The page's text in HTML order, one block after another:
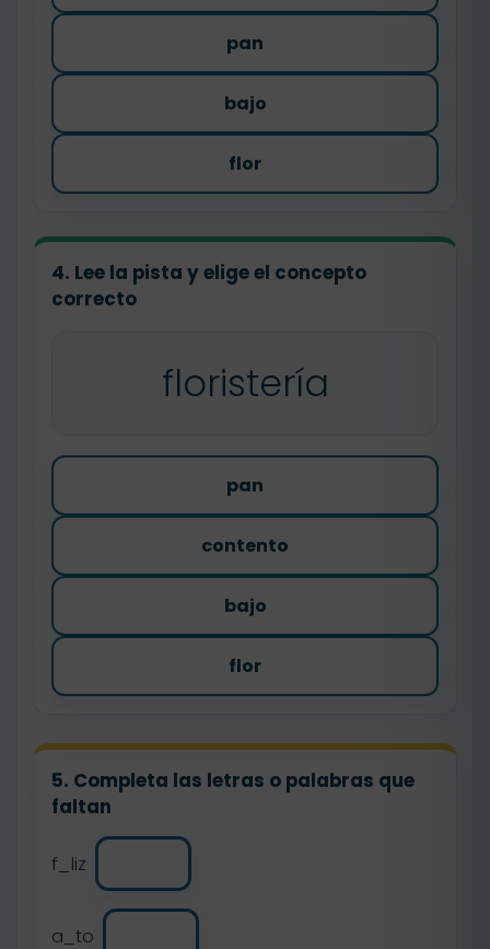
pan
bajo
flor
4. Lee la pista y elige el concepto
correcto
floristería
pan
contento
bajo
flor
5. Completa las letras o palabras que
faltan
f_liz
a_to